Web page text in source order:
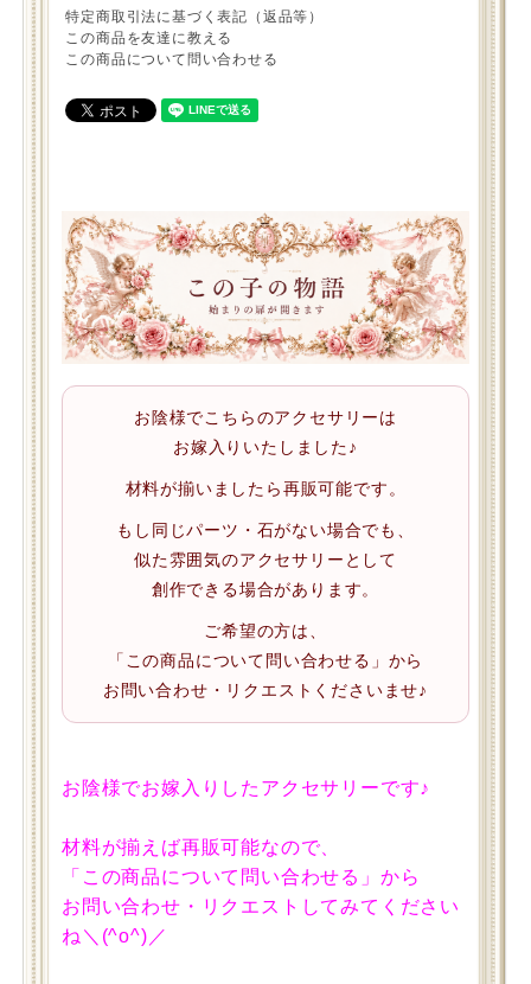
特定商取引法に基づく表記（返品等）
この商品を友達に教える
この商品について問い合わせる
お陰様でこちらのアクセサリーは
お嫁入りいたしました♪
材料が揃いましたら再販可能です。
もし同じパーツ・石がない場合でも、
似た雰囲気のアクセサリーとして
創作できる場合があります。
ご希望の方は、
「この商品について問い合わせる」から
お問い合わせ・リクエストくださいませ♪
お陰様でお嫁入りしたアクセサリーです♪
材料が揃えば再販可能なので、
「この商品について問い合わせる」から
お問い合わせ・リクエストしてみてください
ね＼(^o^)／